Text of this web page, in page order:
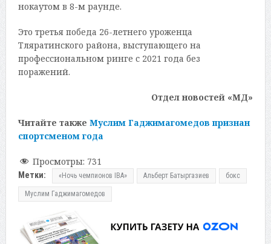
нокаутом в 8-м раунде.
Это третья победа 26-летнего уроженца
Тляратинского района, выступающего на
профессиональном ринге с 2021 года без
поражений.
Отдел новостей «МД»
Читайте также Муслим Гаджимагомедов признан
спортсменом года
Просмотры: 731
Метки: «Ночь чемпионов IBA» Альберт Батыргазиев бокс
Муслим Гаджимагомедов